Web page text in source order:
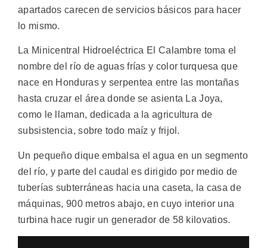
apartados carecen de servicios básicos para hacer
lo mismo.
La Minicentral Hidroeléctrica El Calambre toma el
nombre del río de aguas frías y color turquesa que
nace en Honduras y serpentea entre las montañas
hasta cruzar el área donde se asienta La Joya,
como le llaman, dedicada a la agricultura de
subsistencia, sobre todo maíz y frijol.
Un pequeño dique embalsa el agua en un segmento
del río, y parte del caudal es dirigido por medio de
tuberías subterráneas hacia una caseta, la casa de
máquinas, 900 metros abajo, en cuyo interior una
turbina hace rugir un generador de 58 kilovatios.